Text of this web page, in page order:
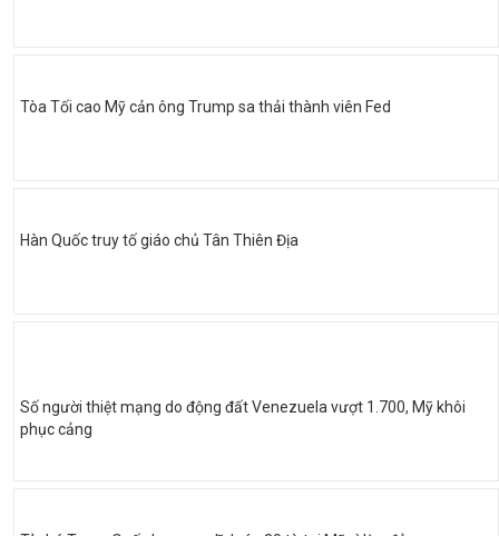
Tòa Tối cao Mỹ cản ông Trump sa thải thành viên Fed
Hàn Quốc truy tố giáo chủ Tân Thiên Địa
Số người thiệt mạng do động đất Venezuela vượt 1.700, Mỹ khôi
phục cảng